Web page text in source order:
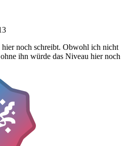
hier noch schreibt. Obwohl ich nicht
ihn würde das Niveau hier noch